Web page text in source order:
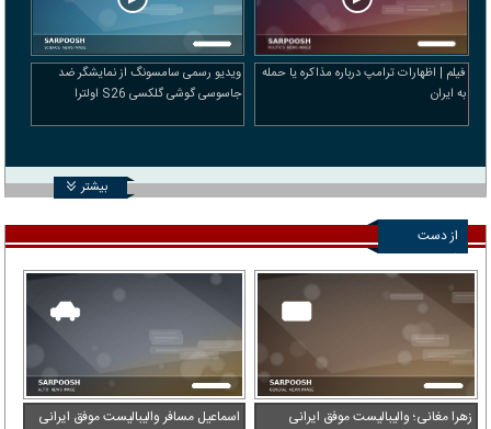
فیلم | اظهارات ترامپ درباره مذاکره یا حمله
به ایران
ویدیو رسمی سامسونگ از نمایشگر ضد
جاسوسی گوشی گلکسی S26 اولترا
بیشتر
از دست
ندهید
زهرا مغانی؛ والیبالیست موفق ایرانی اسماعیل مسافر والیبالیست موفق ایرانی